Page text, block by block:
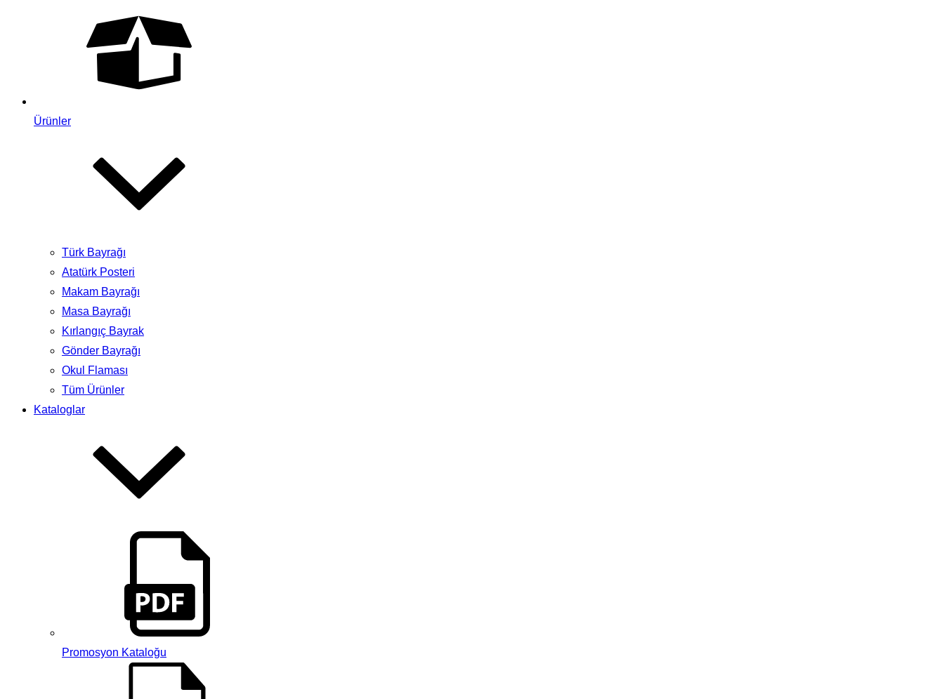
Ürünler
Türk Bayrağı
Atatürk Posteri
Makam Bayrağı
Masa Bayrağı
Kırlangıç Bayrak
Gönder Bayrağı
Okul Flaması
Tüm Ürünler
Kataloglar
Promosyon Kataloğu